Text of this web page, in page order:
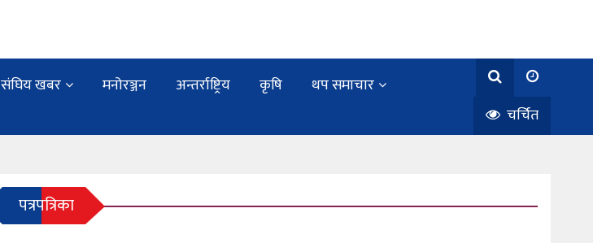
संघिय खबर मनोरञ्जन अन्तर्राष्ट्रिय कृषि
थप समाचार
चर्चित
पत्रपत्रिका